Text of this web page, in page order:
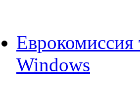
Еврокомиссия
Windows